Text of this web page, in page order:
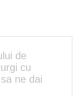
de
cu
ne dai